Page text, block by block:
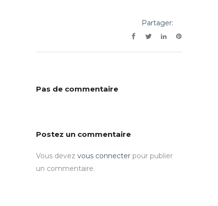
Partager:
Pas de commentaire
Postez un commentaire
Vous devez vous connecter pour publier
un commentaire.